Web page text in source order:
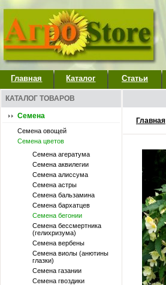
Главная Каталог Статьи
КАТАЛОГ ТОВАРОВ
Семена
Семена овощей
Семена цветов
Семена агератума
Семена аквилегии
Семена алиссума
Семена астры
Семена бальзамина
Семена бархатцев
Семена бегонии
Семена бессмертника
(гелихризума)
Семена вербены
Семена виолы (анютины
глазки)
Семена газании
Семена гвоздики
Главная